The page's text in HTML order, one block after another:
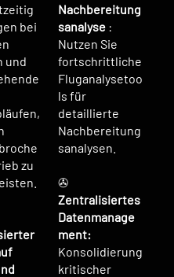
bei
und
zu
Nachbereitung
sanalyse:
Nutzen Sie
fortschrittliche
Fluganalysetoo
ls für
detaillierte
Nachbereitung
sanalysen.
✇
Zentralisiertes
Datenmanage
ment:
Konsolidierung
kritischer